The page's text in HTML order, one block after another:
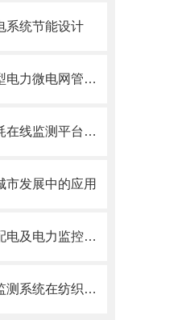
系统节能设计
虚拟电厂如何接入新型电力微电网管理系统？
浅析无线物联网的能耗在线监测平台研究与应用
市发展中的应用
浅析高层智能小区供配电及电力监控系统
安科瑞企业能耗在线监测系统在纺织行业的应用